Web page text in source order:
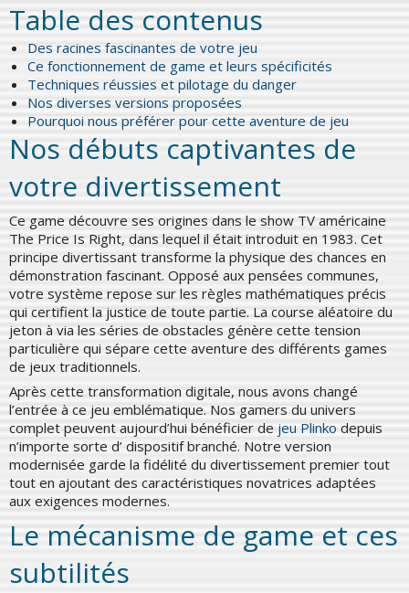
Table des contenus
Des racines fascinantes de votre jeu
Ce fonctionnement de game et leurs spécificités
Techniques réussies et pilotage du danger
Nos diverses versions proposées
Pourquoi nous préférer pour cette aventure de jeu
Nos débuts captivantes de
votre divertissement
Ce game découvre ses origines dans le show TV américaine
The Price Is Right, dans lequel il était introduit en 1983. Cet
principe divertissant transforme la physique des chances en
démonstration fascinant. Opposé aux pensées communes,
votre système repose sur les règles mathématiques précis
qui certifient la justice de toute partie. La course aléatoire du
jeton à via les séries de obstacles génère cette tension
particulière qui sépare cette aventure des différents games
de jeux traditionnels.
Après cette transformation digitale, nous avons changé
l’entrée à ce jeu emblématique. Nos gamers du univers
complet peuvent aujourd’hui bénéficier dejeu Plinkodepuis
n’importe sorte d’ dispositif branché. Notre version
modernisée garde la fidélité du divertissement premier tout
tout en ajoutant des caractéristiques novatrices adaptées
aux exigences modernes.
Le mécanisme de game et ces
subtilités